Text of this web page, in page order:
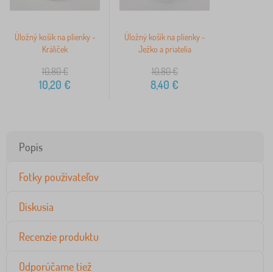
Úložný košík na plienky -
Králiček
10,80€
10,20 €
Úložný košík na plienky -
Ježko a priatelia
10,80€
8,40 €
Popis
Fotky používateľov
Diskusia
Recenzie produktu
Odporúčame tiež